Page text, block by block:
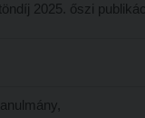
2025. őszi